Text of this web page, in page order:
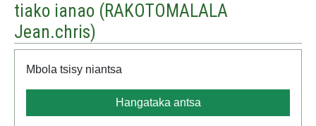
tiako ianao (RAKOTOMALALA
Jean.chris)
Mbola tsisy niantsa
Hangataka antsa